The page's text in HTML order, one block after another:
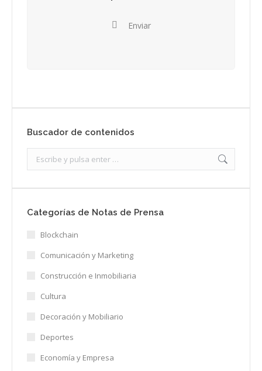
Enviar
Buscador de contenidos
Categorías de Notas de Prensa
Blockchain
Comunicación y Marketing
Construcción e Inmobiliaria
Cultura
Decoración y Mobiliario
Deportes
Economía y Empresa